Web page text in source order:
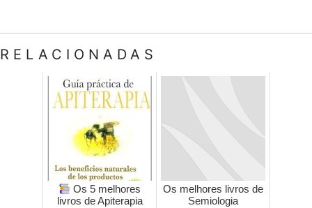
RELACIONADAS
Os 5 melhores
livros de Apiterapia
Os melhores livros de
Semiologia